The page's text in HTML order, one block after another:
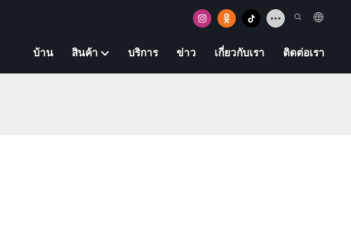
บ้าน สินค้า บริการ ข่าว เกี่ยวกับเรา ติดต่อเรา